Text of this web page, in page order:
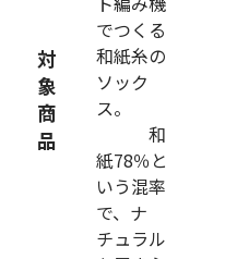
対
象
商
品
でつくる
和紙糸の
ソック
ス。
和
紙78％と
いう混率
で、ナ
チュラル